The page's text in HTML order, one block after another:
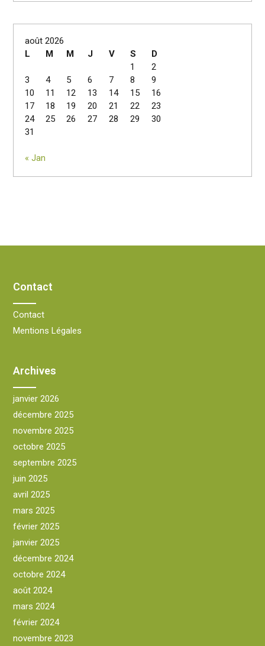
août 2026
L
M M J V S
D
1
2
3
4 5 6 7 8
9
10
11 12 13 14 15
16
17
18 19 20 21 22
23
24
25 26 27 28 29
30
31
« Jan
Contact
Contact
Mentions Légales
Archives
janvier 2026
décembre 2025
novembre 2025
octobre 2025
septembre 2025
juin 2025
avril 2025
mars 2025
février 2025
janvier 2025
décembre 2024
octobre 2024
août 2024
mars 2024
février 2024
novembre 2023